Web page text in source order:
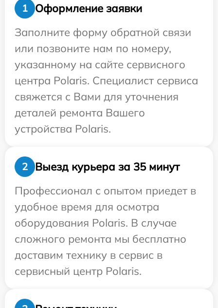
1
Оформление заявки
Заполните форму обратной связи
или позвоните нам по номеру,
указанному на сайте сервисного
центра Polaris. Специалист сервиса
свяжется с Вами для уточнения
деталей ремонта Вашего
устройства Polaris.
2
Выезд курьера за 35 минут
Профессионал с опытом приедет в
удобное время для осмотра
оборудования Polaris. В случае
сложного ремонта мы бесплатно
доставим технику в сервис в
сервисный центр Polaris.